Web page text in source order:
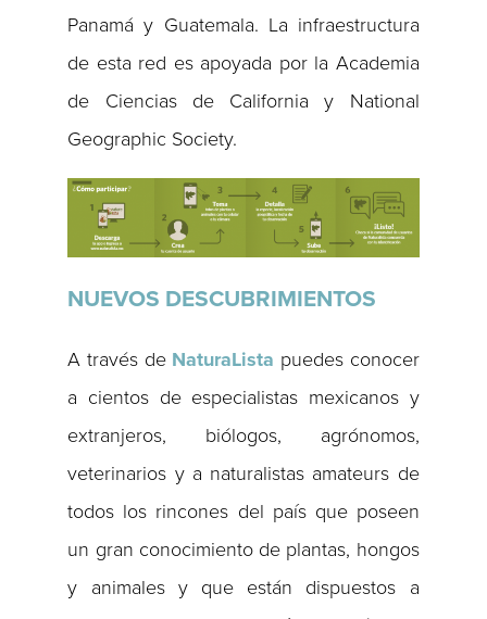
Panamá y Guatemala. La infraestructura
de esta red es apoyada por la Academia
de Ciencias de California y National
Geographic Society.
NUEVOS DESCUBRIMIENTOS
A través de NaturaLista puedes conocer
a cientos de especialistas mexicanos y
extranjeros, biólogos, agrónomos,
veterinarios y a naturalistas amateurs de
todos los rincones del país que poseen
un gran conocimiento de plantas, hongos
y animales y que están dispuestos a